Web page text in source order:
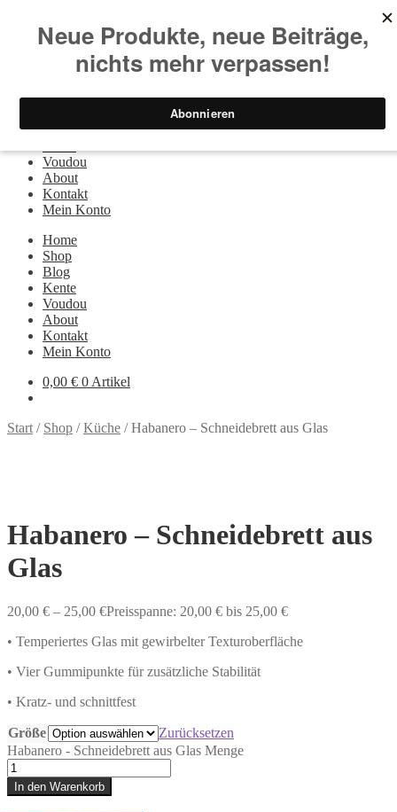
Suchen nach:
Suchen
Home
Blog
Voudou
About
Kontakt
Mein Konto
Home
Shop
Blog
Kente
Voudou
About
Kontakt
Mein Konto
0,00 € 0 Artikel
Start / Shop /Küche /Habanero – Schneidebrett aus Glas
Habanero – Schneidebrett aus
Glas
20,00 € – 25,00 €Preisspanne: 20,00 € bis 25,00 €
• Temperiertes Glas mit gewirbelter Texturoberfläche
• Vier Gummipunkte für zusätzliche Stabilität
• Kratz- und schnittfest
Größe
Zurücksetzen
Habanero - Schneidebrett aus Glas Menge
In den Warenkorb